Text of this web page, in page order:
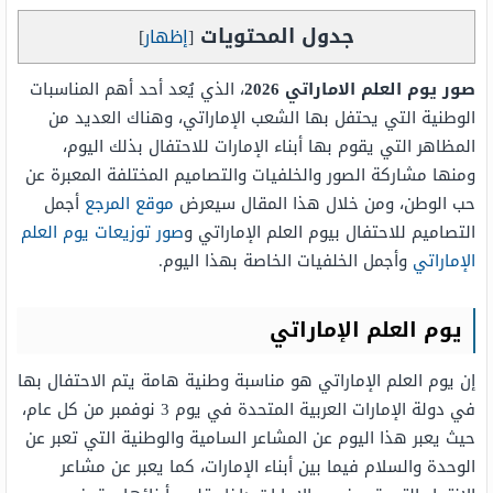
جدول المحتويات [إظهار]
صور يوم العلم الاماراتي 2026
، الذي يُعد أحد أهم المناسبات
الوطنية التي يحتفل بها الشعب الإماراتي، وهناك العديد من
المظاهر التي يقوم بها أبناء الإمارات للاحتفال بذلك اليوم،
ومنها مشاركة الصور والخلفيات والتصاميم المختلفة المعبرة عن
حب الوطن، ومن خلال هذا المقال سيعرض موقع المرجع أجمل
التصاميم للاحتفال بيوم العلم الإماراتي وصور توزيعات يوم العلم
الإماراتي وأجمل الخلفيات الخاصة بهذا اليوم.
يوم العلم الإماراتي
إن يوم العلم الإماراتي هو مناسبة وطنية هامة يتم الاحتفال بها
في دولة الإمارات العربية المتحدة في يوم 3 نوفمبر من كل عام،
حيث يعبر هذا اليوم عن المشاعر السامية والوطنية التي تعبر عن
الوحدة والسلام فيما بين أبناء الإمارات، كما يعبر عن مشاعر